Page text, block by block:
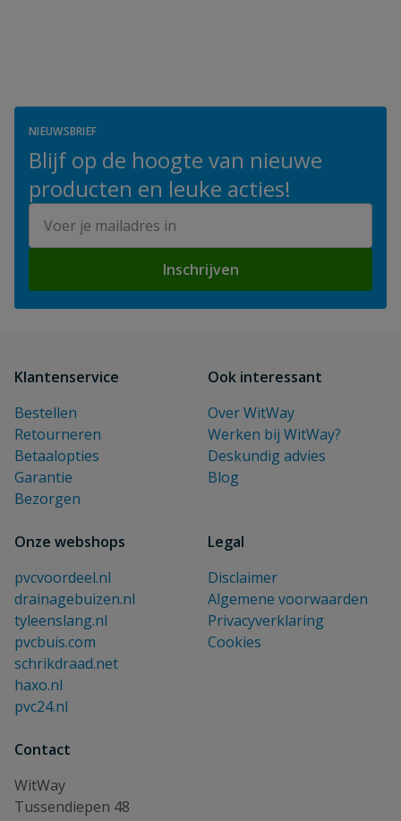
NIEUWSBRIEF
Blijf op de hoogte van nieuwe
producten en leuke acties!
Inschrijven
Klantenservice
Bestellen
Retourneren
Betaalopties
Garantie
Bezorgen
Ook interessant
Over WitWay
Werken bij WitWay?
Deskundig advies
Blog
Onze webshops
pvcvoordeel.nl
drainagebuizen.nl
tyleenslang.nl
pvcbuis.com
schrikdraad.net
haxo.nl
pvc24.nl
Legal
Disclaimer
Algemene voorwaarden
Privacyverklaring
Cookies
Contact
WitWay
Tussendiepen 48